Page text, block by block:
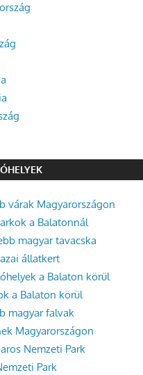
várak Magyarországon
a Balatonnál
magyar tavacska
állatkert
a Balaton körül
a Balaton körül
magyar falvak
Magyarországon
Nemzeti Park
Park